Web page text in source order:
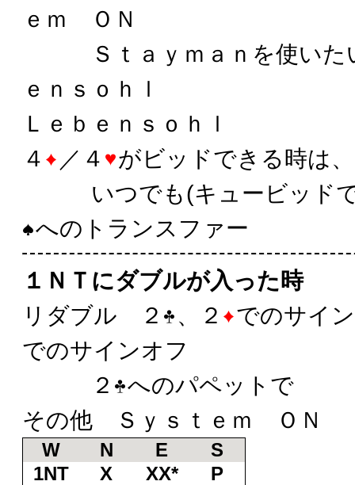
ｅｍ ＯＮ
Ｓｔａｙｍａｎを使いた
ｅｎｓｏｈｌ
Ｌｅｂｅｎｓｏｈｌ
４
／４
がビッドできる時は、
いつでも(キュービッドで
へのトランスファー
１ＮＴにダブルが入った時
リダブル ２
、２
でのサイ
でのサインオフ
２
へのパペットで
その他 Ｓｙｓｔｅｍ ＯＮ
W N E
S
1NT
X XX*
P